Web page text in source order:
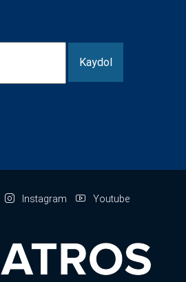
Instagram Youtube